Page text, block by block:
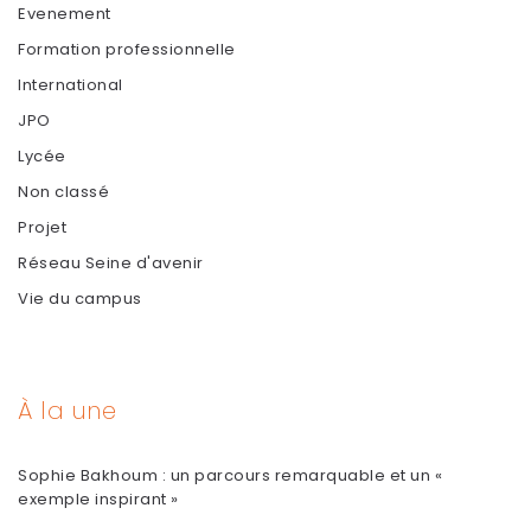
Evenement
Formation professionnelle
International
JPO
Lycée
Non classé
Projet
Réseau Seine d'avenir
Vie du campus
À la une
Sophie Bakhoum : un parcours remarquable et un «
exemple inspirant »